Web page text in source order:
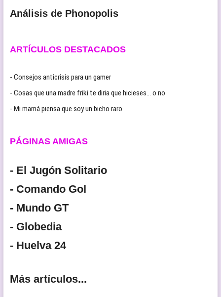
Análisis de Phonopolis
ARTÍCULOS DESTACADOS
- Consejos anticrisis para un gamer
- Cosas que una madre friki te diria que hicieses… o no
- Mi mamá piensa que soy un bicho raro
PÁGINAS AMIGAS
- El Jugón Solitario
- Comando Gol
- Mundo GT
- Globedia
- Huelva 24
Más artículos...